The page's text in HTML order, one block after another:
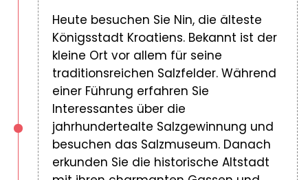
Heute besuchen Sie Nin, die älteste
Königsstadt Kroatiens. Bekannt ist der
kleine Ort vor allem für seine
traditionsreichen Salzfelder. Während
einer Führung erfahren Sie
Interessantes über die
jahrhundertealte Salzgewinnung und
besuchen das Salzmuseum. Danach
erkunden Sie die historische Altstadt